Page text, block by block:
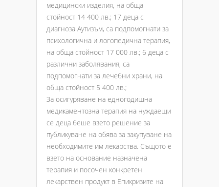
медицински изделия, на обща
стойност 14 400 лв.; 17 деца с
диагноза Аутизъм, са подпомогнати за
психологична и логопедична терапия,
на обща стойност 17 000 лв.; 6 деца с
различни заболявания, са
подпомогнати за лечебни храни, на
обща стойност 5 400 лв.;
За осигуряване на едногодишна
медикаментозна терапия на нуждаещи
се деца беше взето решение за
публикуване на обява за закупуване на
необходимите им лекарства. Същото е
взето на основание назначена
терапия и посочен конкретен
лекарствен продукт в Епикризите на